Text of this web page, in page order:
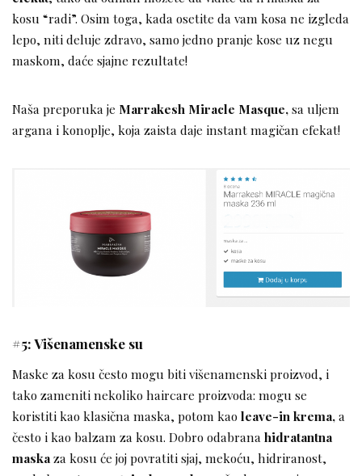
kosu “radi”. Osim toga, kada osetite da vam kosa ne izgleda
lepo, niti deluje zdravo, samo jedno pranje kose uz negu
maskom, daće sjajne rezultate!
Naša preporuka je Marrakesh Miracle Masque,sa uljem
argana i konoplje, koja zaista daje instant magičan efekat!
#5: Višenamenske su
Maske za kosu često mogu biti višenamenski proizvod, i
tako zameniti nekoliko haircare proizvoda: mogu se
koristiti kao klasična maska, potom kaoleave-in krema,a
često i kao balzam za kosu. Dobro odabrana hidratantna
maskaza kosu će joj povratiti sjaj, mekoću, hidriranost,